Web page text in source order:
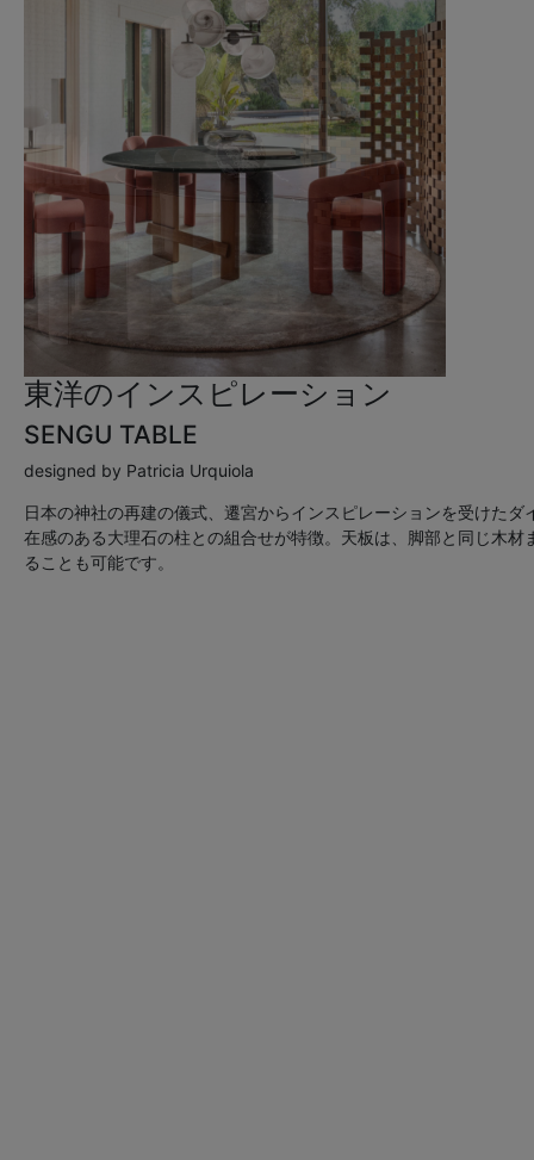
東洋のインスピレーション
SENGU TABLE
designed by Patricia Urquiola
日本の神社の再建の儀式、遷宮からインスピレーションを受けた
在感のある大理石の柱との組合せが特徴。天板は、脚部と同じ木
ることも可能です。